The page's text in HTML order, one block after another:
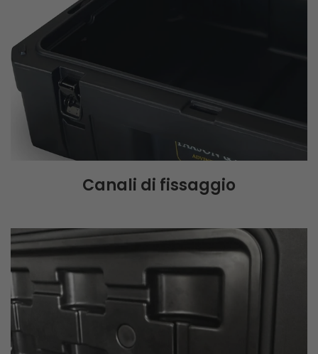
Canali di fissaggio